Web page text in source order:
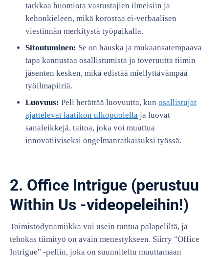
tarkkaa huomiota vastustajien ilmeisiin ja
kehonkieleen, mikä korostaa ei-verbaalisen
viestinnän merkitystä työpaikalla.
Sitoutuminen: Se on hauska ja mukaansatempaava
tapa kannustaa osallistumista ja toveruutta tiimin
jäsenten kesken, mikä edistää miellyttävämpää
työilmapiiriä.
Luovuus: Peli herättää luovuutta, kun osallistujat
ajattelevat laatikon ulkopuolella ja luovat
sanaleikkejä, taitoa, joka voi muuttua
innovatiiviseksi ongelmanratkaisuksi työssä.
2. Office Intrigue (perustuu
Within Us -videopeleihin!)
Toimistodynamiikka voi usein tuntua palapeliltä, ja
tehokas tiimityö on avain menestykseen. Siirry "Office
Intrigue" -peliin, joka on suunniteltu muuttamaan